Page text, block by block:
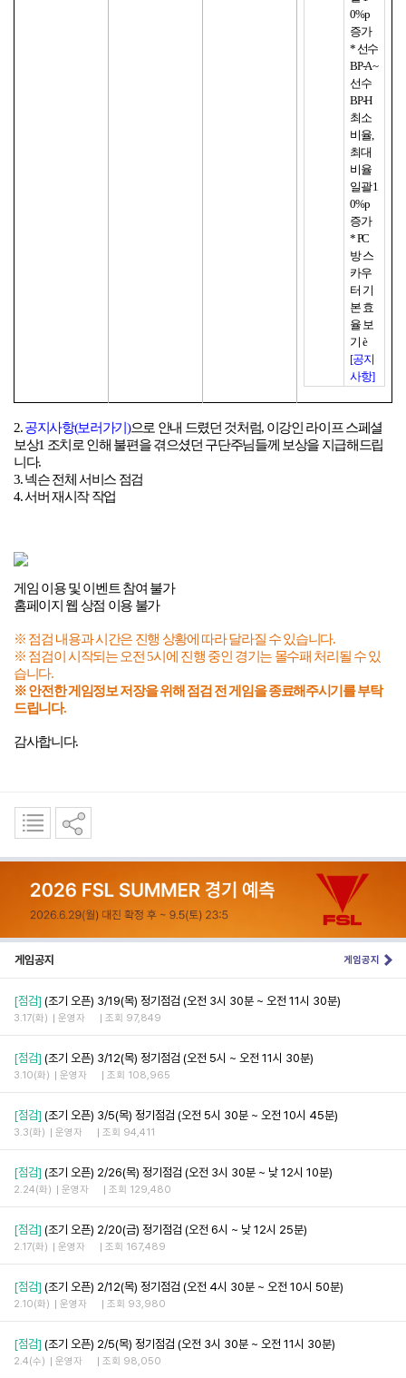
0%p
증가
*선수
BP-A ~
선수
BP-H
최소
비율,
최대
비율
일괄1
0%p
증가
* PC
방 스
카우
터 기
본 효
율 보
기 è
[공지
사항]
2.공지사항(보러가기)으로 안내 드렸던 것처럼, 이강인 라이프 스페셜
보상1 조치로 인해 불편을 겪으셨던 구단주님들께 보상을 지급해드립
니다.
3.넥슨 전체 서비스 점검
4.서버 재시작 작업
게임 이용 및 이벤트 참여 불가
홈페이지 웹 상점 이용 불가
※ 점검 내용과 시간은 진행 상황에 따라 달라질 수 있습니다.
※ 점검이 시작되는 오전5시에 진행 중인 경기는 몰수패 처리될 수 있
습니다.
※ 안전한 게임정보 저장을 위해 점검 전 게임을 종료해주시기를 부탁
드립니다.
감사합니다.
게임공지 게임공지
[점검] (조기 오픈) 3/19(목) 정기점검 (오전 3시 30분 ~ 오전 11시 30분)
3.17(화) 운영자 조회 97,849
[점검] (조기 오픈) 3/12(목) 정기점검 (오전 5시 ~ 오전 11시 30분)
3.10(화) 운영자 조회 108,965
[점검] (조기 오픈) 3/5(목) 정기점검 (오전 5시 30분 ~ 오전 10시 45분)
3.3(화) 운영자 조회 94,411
[점검] (조기 오픈) 2/26(목) 정기점검 (오전 3시 30분 ~ 낮 12시 10분)
2.24(화) 운영자 조회 129,480
[점검] (조기 오픈) 2/20(금) 정기점검 (오전 6시 ~ 낮 12시 25분)
2.17(화) 운영자 조회 167,489
[점검] (조기 오픈) 2/12(목) 정기점검 (오전 4시 30분 ~ 오전 10시 50분)
2.10(화) 운영자 조회 93,980
[점검] (조기 오픈) 2/5(목) 정기점검 (오전 3시 30분 ~ 오전 11시 30분)
2.4(수) 운영자 조회 98,050